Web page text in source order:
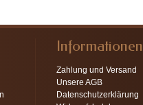
Informationen
Zahlung und Versand
Unsere AGB
Datenschutzerklärung